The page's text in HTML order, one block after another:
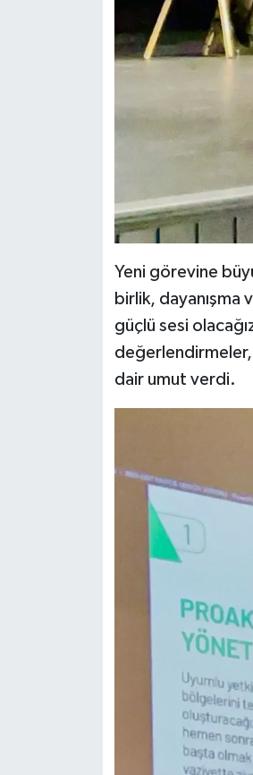
Yeni görevine
birlik, dayanışma
güçlü sesi
dair umut verdi.